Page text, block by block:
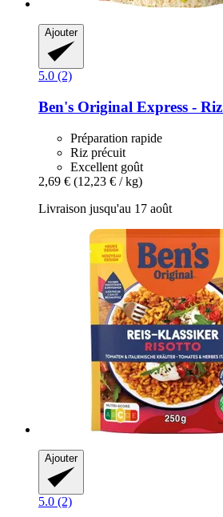
Ajouter
5.0 (2)
Ben's Original Express -​
Préparation rapide
Riz précuit
Excellent goût
2,69 € (12,23 € / kg)
Livraison jusqu'au 17 août
Ajouter
5.0 (2)